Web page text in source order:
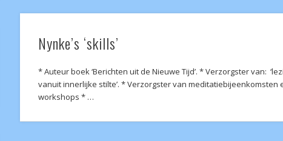
Nynke’s ‘skills’
* Auteur boek ‘Berichten uit de Nieuwe Tijd’. * Verzorgster van:
vanuit innerlijke stilte’. * Verzorgster van meditatiebijeenkomsten
workshops * …